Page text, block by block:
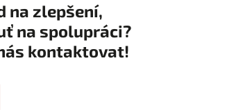
na zlepšení,
na spolupráci?
kontaktovat!